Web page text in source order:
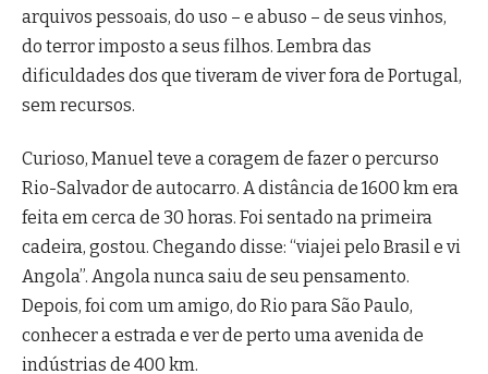
arquivos pessoais, do uso – e abuso – de seus vinhos,
do terror imposto a seus filhos. Lembra das
dificuldades dos que tiveram de viver fora de Portugal,
sem recursos.
Curioso, Manuel teve a coragem de fazer o percurso
Rio-Salvador de autocarro. A distância de 1600 km era
feita em cerca de 30 horas. Foi sentado na primeira
cadeira, gostou. Chegando disse: “viajei pelo Brasil e vi
Angola”. Angola nunca saiu de seu pensamento.
Depois, foi com um amigo, do Rio para São Paulo,
conhecer a estrada e ver de perto uma avenida de
indústrias de 400 km.